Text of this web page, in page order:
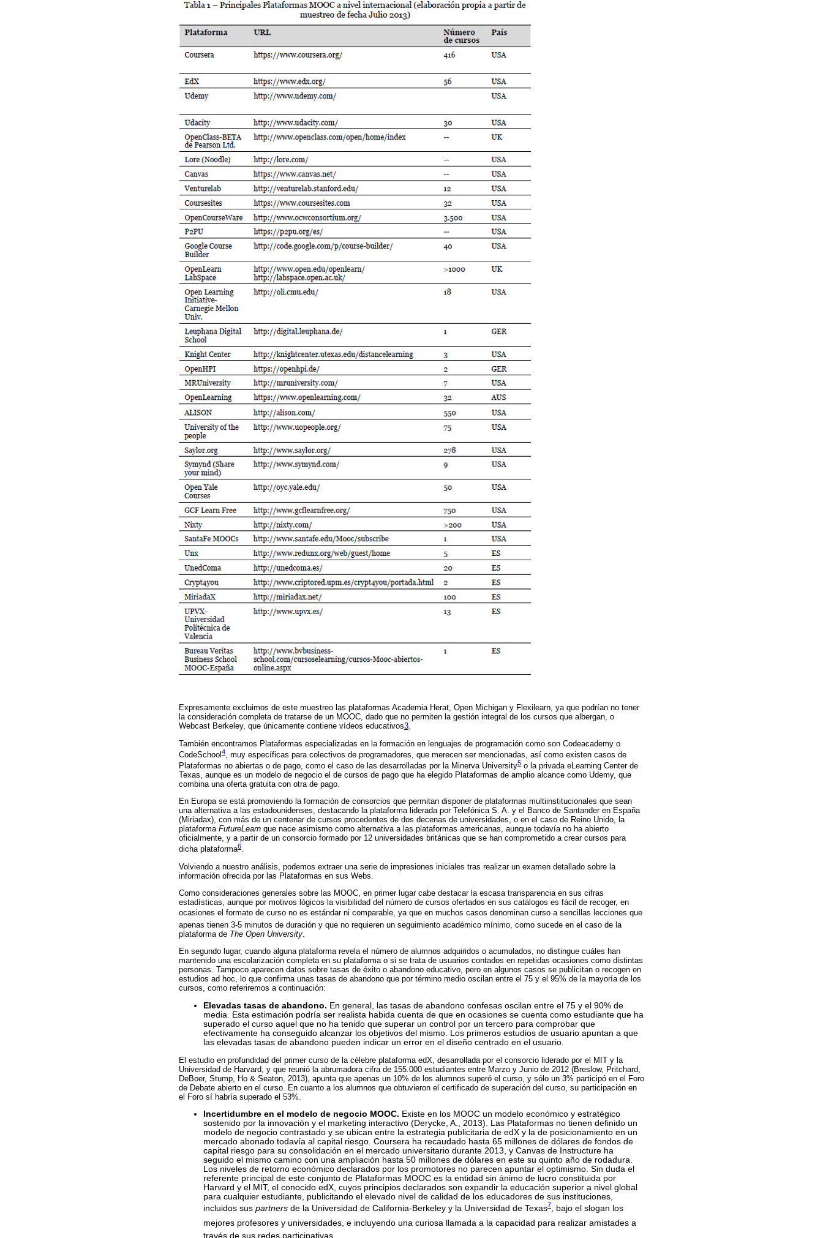
Expresamente excluimos de este muestreo las plataformas Academia Herat, Open Michigan y Flexilearn, ya que podrían no tener
la consideración completa de tratarse de un MOOC, dado que no permiten la gestión integral de los cursos que albergan, o
Webcast Berkeley, que únicamente contiene vídeos educativos3.
También encontramos Plataformas especializadas en la formación en lenguajes de programación como son Codeacademy o
CodeSchool 4
, muy específicas para colectivos de programadores, que merecen ser mencionadas, así como existen casos de
Plataformas no abiertas o de pago, como el caso de las desarrolladas por la Minerva University5 o la privada eLearning Center de
Texas, aunque es un modelo de negocio el de cursos de pago que ha elegido Plataformas de amplio alcance como Udemy, que
combina una oferta gratuita con otra de pago.
En Europa se está promoviendo la formación de consorcios que permitan disponer de plataformas multiinstitucionales que sean
una alternativa a las estadounidenses, destacando la plataforma liderada por Telefónica S. A. y el Banco de Santander en España
(Miriadax), con más de un centenar de cursos procedentes de dos decenas de universidades, o en el caso de Reino Unido, la
plataforma FutureLearn que nace asimismo como alternativa a las plataformas americanas, aunque todavía no ha abierto
oficialmente, y a partir de un consorcio formado por 12 universidades británicas que se han comprometido a crear cursos para
dicha plataforma6.
Volviendo a nuestro análisis, podemos extraer una serie de impresiones iniciales tras realizar un examen detallado sobre la
información ofrecida por las Plataformas en sus Webs.
Como consideraciones generales sobre las MOOC, en primer lugar cabe destacar la escasa transparencia en sus cifras
estadísticas, aunque por motivos lógicos la visibilidad del número de cursos ofertados en sus catálogos es fácil de recoger, en
ocasiones el formato de curso no es estándar ni comparable, ya que en muchos casos denominan curso a sencillas lecciones que
apenas tienen 3-5 minutos de duración y que no requieren un seguimiento académico mínimo, como sucede en el caso de la
plataforma de The Open University.
En segundo lugar, cuando alguna plataforma revela el número de alumnos adquiridos o acumulados, no distingue cuáles han
mantenido una escolarización completa en su plataforma o si se trata de usuarios contados en repetidas ocasiones como distintas
personas. Tampoco aparecen datos sobre tasas de éxito o abandono educativo, pero en algunos casos se publicitan o recogen en
estudios ad hoc, lo que confirma unas tasas de abandono que por término medio oscilan entre el 75 y el 95% de la mayoría de los
cursos, como referiremos a continuación:
Elevadas tasas de abandono. En general, las tasas de abandono confesas oscilan entre el 75 y el 90% de
media. Esta estimación podría ser realista habida cuenta de que en ocasiones se cuenta como estudiante que ha
superado el curso aquel que no ha tenido que superar un control por un tercero para comprobar que
efectivamente ha conseguido alcanzar los objetivos del mismo. Los primeros estudios de usuario apuntan a que
las elevadas tasas de abandono pueden indicar un error en el diseño centrado en el usuario.
El estudio en profundidad del primer curso de la célebre plataforma edX, desarrollada por el consorcio liderado por el MIT y la
Universidad de Harvard, y que reunió la abrumadora cifra de 155.000 estudiantes entre Marzo y Junio de 2012 (Breslow, Pritchard,
DeBoer, Stump, Ho & Seaton, 2013), apunta que apenas un 10% de los alumnos superó el curso, y sólo un 3% participó en el Foro
de Debate abierto en el curso. En cuanto a los alumnos que obtuvieron el certificado de superación del curso, su participación en
el Foro sí habría superado el 53%.
Incertidumbre en el modelo de negocio MOOC. Existe en los MOOC un modelo económico y estratégico
sostenido por la innovación y el marketing interactivo (Derycke, A., 2013). Las Plataformas no tienen definido un
modelo de negocio contrastado y se ubican entre la estrategia publicitaria de edX y la de posicionamiento en un
mercado abonado todavía al capital riesgo. Coursera ha recaudado hasta 65 millones de dólares de fondos de
capital riesgo para su consolidación en el mercado universitario durante 2013, y Canvas de Instructure ha
seguido el mismo camino con una ampliación hasta 50 millones de dólares en este su quinto año de rodadura.
Los niveles de retorno económico declarados por los promotores no parecen apuntar el optimismo. Sin duda el
referente principal de este conjunto de Plataformas MOOC es la entidad sin ánimo de lucro constituida por
Harvard y el MIT, el conocido edX, cuyos principios declarados son expandir la educación superior a nivel global
para cualquier estudiante, publicitando el elevado nivel de calidad de los educadores de sus instituciones,
incluidos sus partners de la Universidad de California-Berkeley y la Universidad de Texas7
, bajo el slogan los
mejores profesores y universidades, e incluyendo una curiosa llamada a la capacidad para realizar amistades a
través de sus redes participativas.